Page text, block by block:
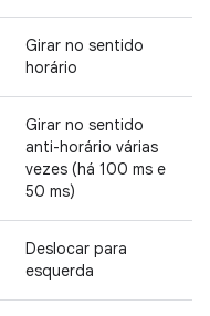
Girar no sentido
horário
Girar no sentido
anti-horário várias
vezes (há 100 ms e
50 ms)
Deslocar para
esquerda